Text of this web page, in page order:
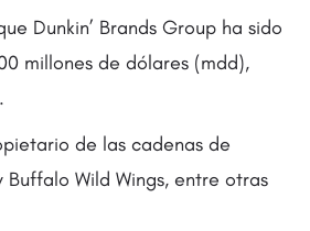
Dunkin’ Brands Group ha sido
millones de dólares (mdd),
de las cadenas de
Buffalo Wild Wings, entre otras